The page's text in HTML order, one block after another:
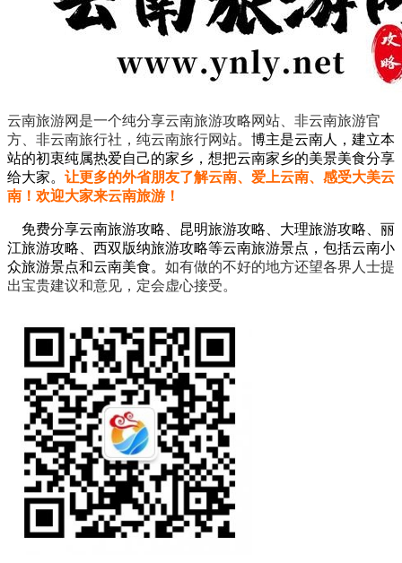
云南旅游网是一个纯分享云南旅游攻略网站、非云南旅游官
方、非云南旅行社，纯云南旅行网站。 博主是云南人，建立本
站的初衷纯属热爱自己的家乡，想把云南家乡的美景美食分享
给大家。 让更多的外省朋友了解云南、爱上云南、感受大美云
南！欢迎大家来云南旅游！
免费分享云南旅游攻略、昆明旅游攻略、大理旅游攻略、丽
江旅游攻略、西双版纳旅游攻略等云南旅游景点，包括云南小
众旅游景点和云南美食。 如有做的不好的地方还望各界人士提
出宝贵建议和意见，定会虚心接受。